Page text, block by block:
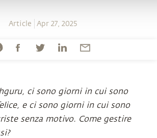
Article Apr 27, 2025
ci sono giorni in cui sono
e ci sono giorni in cui sono
senza motivo. Come gestire